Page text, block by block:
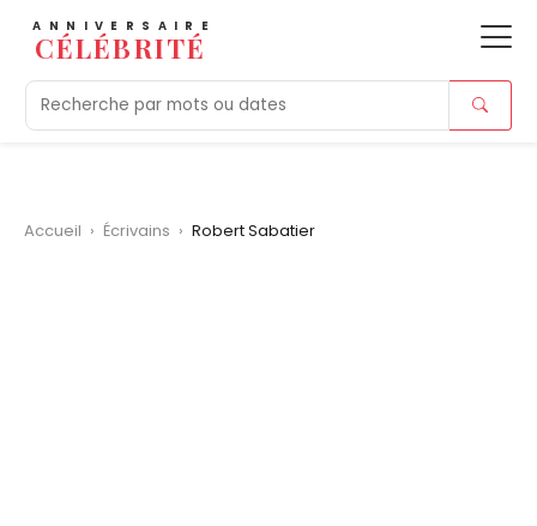
ANNIVERSAIRE
CÉLÉBRITÉ
Aujourd'hui Tendances Morts
Accueil › Écrivains › Robert Sabatier